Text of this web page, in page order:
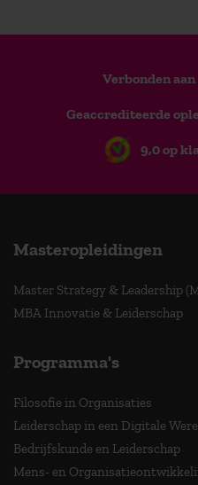
Verbonden aan
Geaccrediteerde
9,0 op
Masteropleidingen
Master Strategy & Leadership
MBA Innovatie & Leiderschap
Programma's
Filosofie in Organisaties
Leiderschap in een Digitale
Bedrijfskunde en Leiderschap
Mens- en